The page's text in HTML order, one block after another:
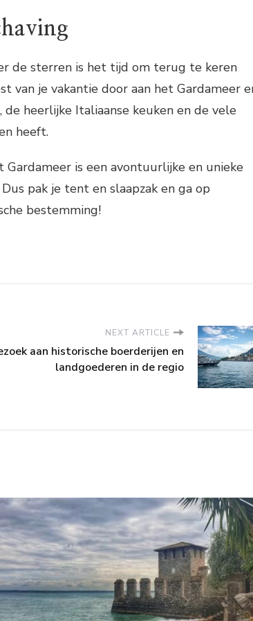
de sterren is het tijd om terug te keren
van je vakantie door aan het Gardameer
heerlijke Italiaanse keuken en de vele
heeft.
is een avontuurlijke en unieke
pak je tent en slaapzak en ga op
bestemming!
NEXT ARTICLE
aan historische boerderijen en
landgoederen in de regio